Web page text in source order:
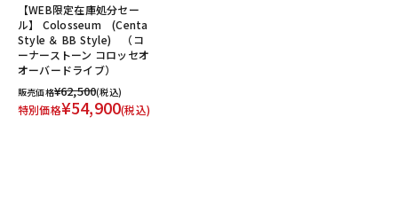
【WEB限定在庫処分セー
ル】 Colosseum (Centa
Style ＆ BB Style) （コ
ーナーストーン コロッセオ
オーバードライブ）
販売価格¥62,500(税込)
特別価格¥54,900(税込)